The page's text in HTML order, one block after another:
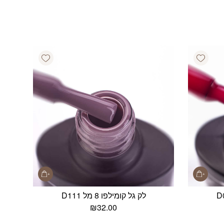
Add wishlist
Add wishlist
לק גל קומילפו 8 מל D111
₪32.00